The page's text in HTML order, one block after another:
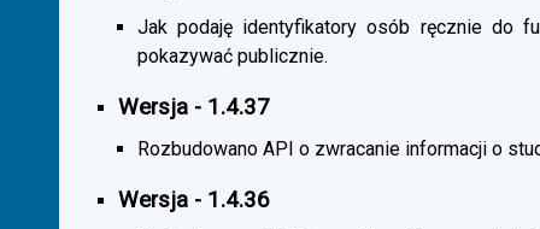
Jak podaję identyfikatory osób ręcznie do
pokazywać publicznie.
Wersja - 1.4.37
Rozbudowano API o zwracanie informacji o
Wersja - 1.4.36